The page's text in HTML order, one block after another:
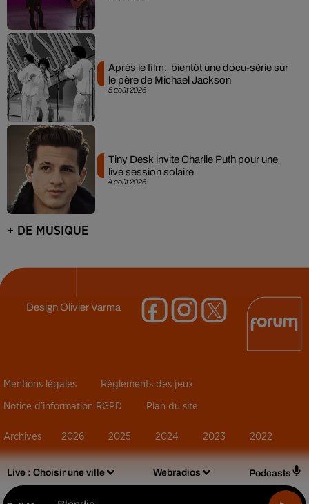
Live : Choisir une ville Webradios Podcasts
5 août 2026
Après le film, bientôt une docu-série sur
le père de Michael Jackson
4 août 2026
Tiny Desk invite Charlie Puth pour une
live session solaire
+ DE MUSIQUE
DesignOlivier Varma
Mentions légales Règlements des jeux
Notice d’information RGPD Plan du site
Archives 2026 2025 2024 2023 2022